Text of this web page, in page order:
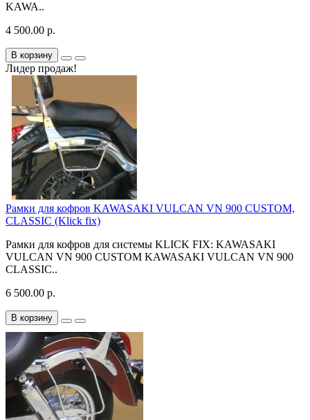
KAWA..
4 500.00 р.
В корзину
Лидер продаж!
Рамки для кофров KAWASAKI VULCAN VN 900 CUSTOM,
CLASSIC (Klick fix)
Рамки для кофров для системы KLICK FIX: KAWASAKI
VULCAN VN 900 CUSTOM KAWASAKI VULCAN VN 900
CLASSIC..
6 500.00 р.
В корзину